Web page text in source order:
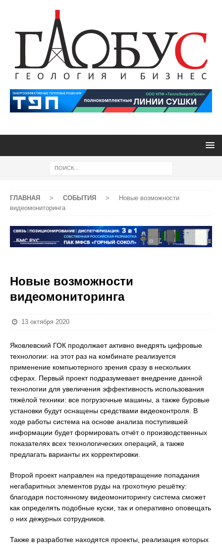
ГЛАВНАЯ > СОБЫТИЯ >
Новые возможности
видеомониторинга
Новые возможности
видеомониторинга
13 октября 2020
Яковлевский ГОК продолжает активно внедрять цифровые
технологии: на этот раз на комбинате реализуется
применение компьютерного зрения сразу в нескольких
сферах. Первый проект подразумевает внедрение данной
технологии для увеличения эффективность использования
тяжёлой техники: все погрузочные машины, а также буровые
установки будут оснащены средствами видеоконтроля. В
ходе работы система на основе анализа поступившей
информации будет формировать отчёт о производственных
показателях всех технологических операций, а также
предлагать варианты их корректировки.
Второй проект направлен на предотвращение попадания
негабаритных элементов руды на грохотную решётку:
благодаря постоянному видеомониторингу система сможет
как определять подобные куски, так и оперативно оповещать
о них дежурных сотрудников.
Также в разработке находятся проекты, реализация которых